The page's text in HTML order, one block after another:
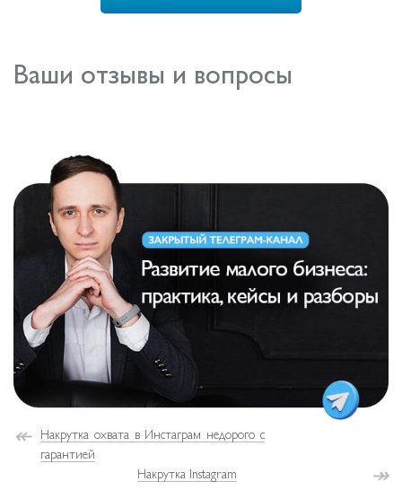
Ваши отзывы и вопросы
↞
Накрутка охвата в Инстаграм недорого с
гарантией
Накрутка Instagram
↠